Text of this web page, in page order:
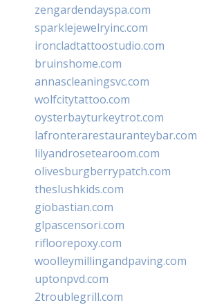
zengardendayspa.com
sparklejewelryinc.com
ironcladtattoostudio.com
bruinshome.com
annascleaningsvc.com
wolfcitytattoo.com
oysterbayturkeytrot.com
lafronterarestauranteybar.com
lilyandrosetearoom.com
olivesburgberrypatch.com
theslushkids.com
giobastian.com
glpascensori.com
rifloorepoxy.com
woolleymillingandpaving.com
uptonpvd.com
2troublegrill.com